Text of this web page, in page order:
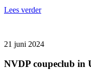
Lees verder
21 juni 2024
NVDP coupeclub in